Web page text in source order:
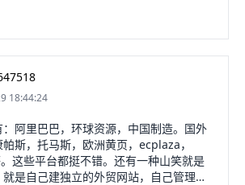
让买卖双方都享受较高质量的物流服务；
公司达成战略合作伙伴关系，如与邮
流公司都有着密切的合作，即使是在购
平台物流也能实现高效运转，可以满足买
；其三，还不断探索空中专线以及海运特
流的实效性，更好地满足以及买卖双方
流速度。
逊是属于美国的企
18:44:24
阿里巴巴，环球资源，中国制造。国外
斯，托马斯，欧洲黄页，ecplaza，
这些平台都挺不错。还有一种山笑就是
是自己建独立的外贸网站，自己管理，